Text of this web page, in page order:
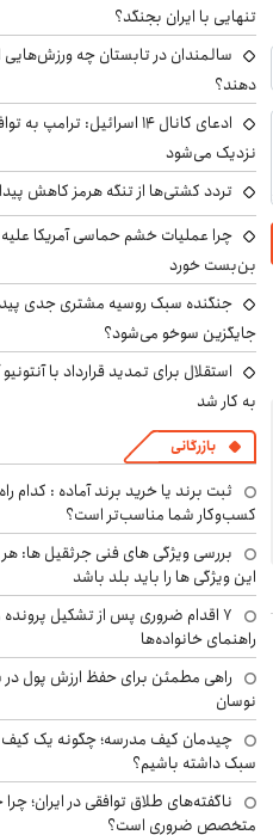
تنهایی با ایران بجنگد؟
سالمندان در تابستان چه ورزش‌هایی
دهند؟
ادعای کانال ۱۴ اسرائیل: ترامپ
نزدیک می‌شود
تردد کشتی‌ها از تنگه هرمز کاهش
چرا عملیات خشم حماسی آمریکا علیه
بن‌بست خورد
جنگنده سبک روسیه مشتری جدی
جایگزین سوخو می‌شود؟
استقلال برای تمدید قرارداد با
به کار شد
بازرگانی
ثبت برند یا خرید برند آماده : کدام
کسب‌وکار شما مناسب‌تر است؟
بررسی ویژگی های فنی جرثقیل ها: هر
این ویژگی ها را باید بلد باشد
۷ اقدام ضروری پس از تشکیل پرونده
راهنمای خانواده‌ها
راهی مطمئن برای حفظ ارزش پول در
نوسان
چیدمان کیف مدرسه؛ چگونه یک
سبک داشته باشیم؟
ناگفته‌های طلاق توافقی در ایران؛
متخصص ضروری است؟